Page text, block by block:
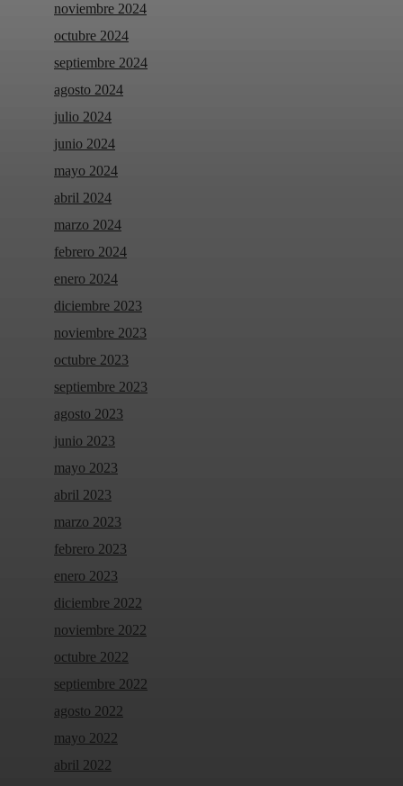
noviembre 2024
octubre 2024
septiembre 2024
agosto 2024
julio 2024
junio 2024
mayo 2024
abril 2024
marzo 2024
febrero 2024
enero 2024
diciembre 2023
noviembre 2023
octubre 2023
septiembre 2023
agosto 2023
junio 2023
mayo 2023
abril 2023
marzo 2023
febrero 2023
enero 2023
diciembre 2022
noviembre 2022
octubre 2022
septiembre 2022
agosto 2022
mayo 2022
abril 2022